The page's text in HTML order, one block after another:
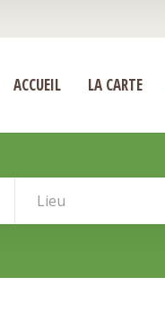
ACCUEIL LA CARTE